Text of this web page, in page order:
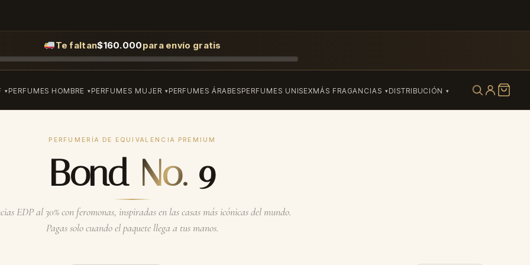
Te faltan$160.000para envío gratis
PERFUMES HOMBRE PERFUMES MUJER PERFUMES ÁRABESPERFUMES UNISEXMÁS FRAGANCIAS DISTRIBUCIÓN
PERFUMERÍA DE EQUIVALENCIA PREMIUM
Bond No. 9
EDP al 30% con feromonas, inspiradas en las casas más icónicas del mundo.
Pagas solo cuando el paquete llega a tus manos.